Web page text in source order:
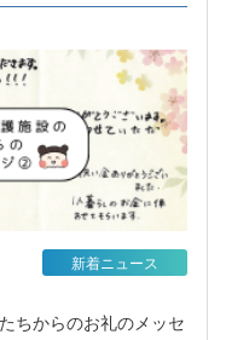
ちからのお礼のメッセ
新着ニュース